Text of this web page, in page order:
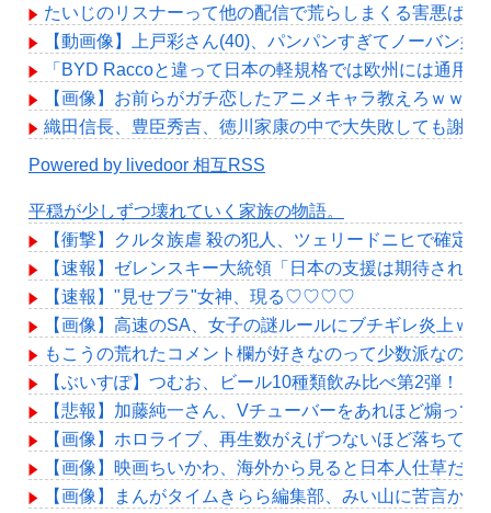
たいじのリスナーって他の配信で荒らしまくる害悪ばっ
【動画像】上戸彩さん(40)、パンパンすぎてノーバン始
「BYD Raccoと違って日本の軽規格では欧州には通
【画像】お前らがガチ恋したアニメキャラ教えろｗｗｗ
織田信長、豊臣秀吉、徳川家康の中で大失敗しても謝
Powered by livedoor 相互RSS
平穏が少しずつ壊れていく家族の物語。
【衝撃】クルタ族虐 殺の犯人、ツェリードニヒで確定
【速報】ゼレンスキー大統領「日本の支援は期待され
【速報】"見せブラ"女神、現る♡♡♡♡
【画像】高速のSA、女子の謎ルールにブチギレ炎上ｗ
もこうの荒れたコメント欄が好きなのって少数派なのか
【ぶいすぽ】つむお、ビール10種類飲み比べ第2弾！
【悲報】加藤純一さん、Vチューバーをあれほど煽っ
【画像】ホロライブ、再生数がえげつないほど落ちて
【画像】映画ちいかわ、海外から見ると日本人仕草だ
【画像】まんがタイムきらら編集部、みい山に苦言か